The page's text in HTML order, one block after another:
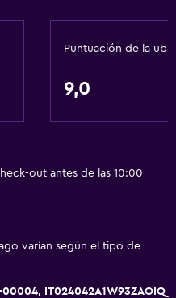
Puntuación de la
9,0
out antes de las 10:00
varían según el tipo de
IT024042A1W93ZAOIQ